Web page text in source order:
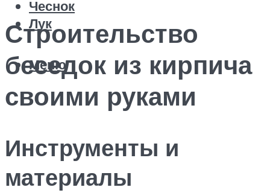
Чеснок
Лук
Меню
Строительство
беседок из кирпича
своими руками
Инструменты и
материалы